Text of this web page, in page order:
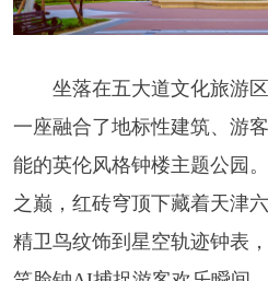
坐落在五大道文化旅游区
一座融合了地标性建筑、游
能的英伦风格钟楼主题公园
之巅，红砖穹顶下藏着天津
精卫鸟纹饰到星空轨迹钟表